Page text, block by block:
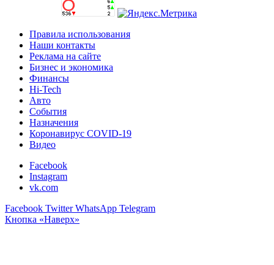
Правила использования
Наши контакты
Реклама на сайте
Бизнес и экономика
Финансы
Hi-Tech
Авто
События
Назначения
Коронавирус COVID-19
Видео
Facebook
Instagram
vk.com
Facebook Twitter WhatsApp Telegram
Кнопка «Наверх»